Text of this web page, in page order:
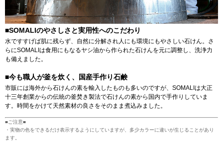
■SOMALIのやさしさと実用性へのこだわり
水ですすげば肌に残らず、自然に分解され人にも環境にもやさしい石けん。さ
らにSOMALIは食用にもなるヤシ油から作られた石けんを元に調整し、洗浄力
も備えました。
■今も職人が釜を炊く、国産手作り石鹸
市販には海外から石けんの素を輸入したものも多いのですが、SOMALIは大正
十三年創業からの伝統の釜焚き製法で石けんの素から国内で手作りしていま
す。時間をかけて天然素材の良さをそのまま煮込みました。
■ご注意■
・実物の色をできるだけ表示するようにしていますが、多少カラーに違いが生じることがあり
ます。